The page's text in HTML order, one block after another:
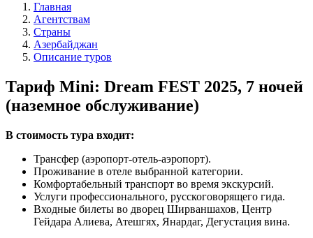
Главная
Агентствам
Страны
Азербайджан
Описание туров
Тариф Mini: Dream FEST 2025, 7 ночей
(наземное обслуживание)
В стоимость тура входит:
Трансфер (аэропорт-отель-аэропорт).
Проживание в отеле выбранной категории.
Комфортабельный транспорт во время экскурсий.
Услуги профессионального, русскоговорящего гида.
Входные билеты во дворец Ширваншахов, Центр
Гейдара Алиева, Атешгях, Янардаг, Дегустация вина.